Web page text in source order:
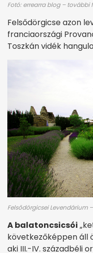
Fotó: errearra blog – további
Felsődörgicse azon
franciaországi
Toszkán vidék
Felsődörgicsei Levendárium
A balatoncsicsói
következőképpen áll
aki III.-IV. századbéli